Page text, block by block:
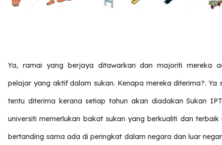
Ya, ramai yang berjaya ditawarkan dan majoriti mereka
pelajar yang aktif dalam sukan. Kenapa mereka diterima?. Ya
tentu diterima kerana setiap tahun akan diadakan Sukan
universiti memerlukan bakat sukan yang berkualiti dan terbaik
bertanding sama ada di peringkat dalam negara dan luar